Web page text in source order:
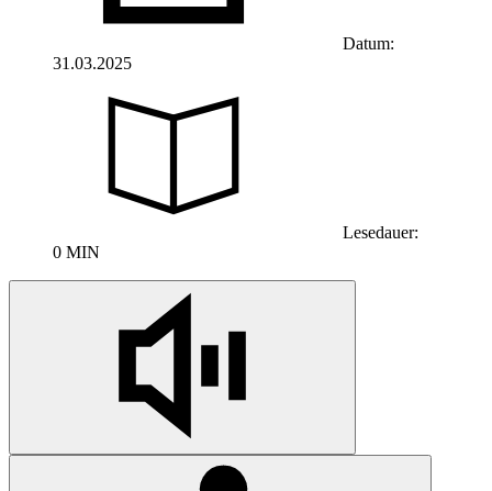
Datum:
31.03.2025
Lesedauer:
0 MIN